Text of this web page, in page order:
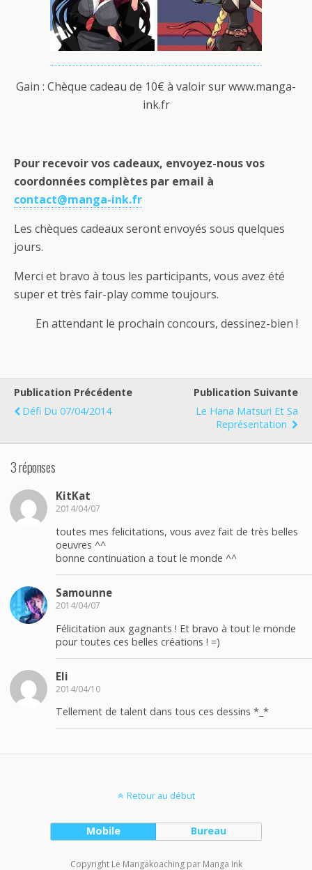
Gain : Chèque cadeau de 10€ à valoir sur www.manga-
ink.fr
Pour recevoir vos cadeaux, envoyez-nous vos
coordonnées complètes par email à
contact@manga-ink.fr
Les chèques cadeaux seront envoyés sous quelques
jours.
Merci et bravo à tous les participants, vous avez été
super et très fair-play comme toujours.
En attendant le prochain concours, dessinez-bien !
Publication Précédente
Défi Du 07/04/2014
Publication Suivante
Le Hana Matsuri Et Sa
Représentation
3 réponses
KitKat
2014/04/07
toutes mes felicitations, vous avez fait de très belles
oeuvres ^^
bonne continuation a tout le monde ^^
Samounne
2014/04/07
Félicitation aux gagnants ! Et bravo à tout le monde
pour toutes ces belles créations ! =)
Eli
2014/04/10
Tellement de talent dans tous ces dessins *_*
Retour au début
Mobile Bureau
Copyright Le Mangakoaching par Manga Ink